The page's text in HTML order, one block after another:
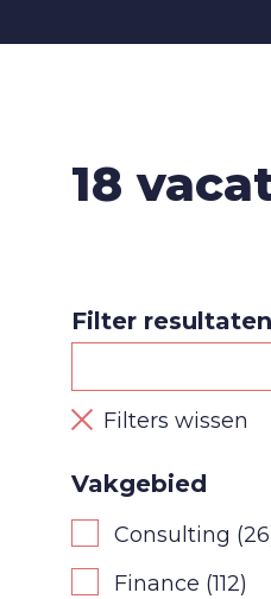
18
Filter resultaten
Filters wissen
Vakgebied
Consulting
Finance (112)